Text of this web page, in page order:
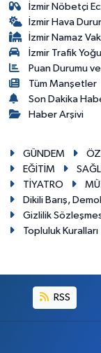
İzmir Nöbetçi
İzmir Hava
İzmir Namaz
İzmir Trafik
Puan Durumu
Tüm Manşetler
Son Dakika
Haber Arşivi
GÜNDEM
EĞİTİM
TİYATRO
Dikili Barış,
Gizlilik
Topluluk Kuralları
RSS